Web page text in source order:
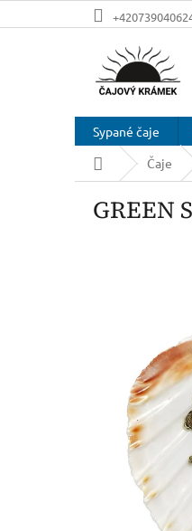
na
Sypané čaje
Domů
Čaje
GREEN